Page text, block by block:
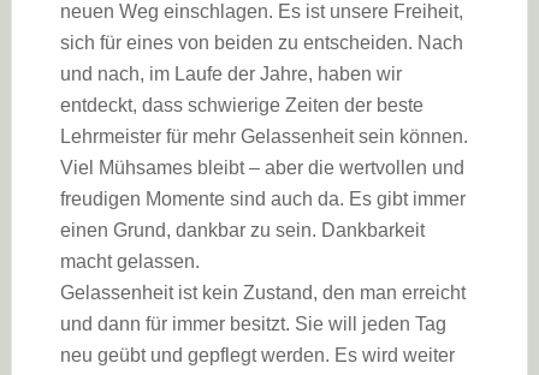
neuen Weg einschlagen. Es ist unsere Freiheit,
sich für eines von beiden zu entscheiden. Nach
und nach, im Laufe der Jahre, haben wir
entdeckt, dass schwierige Zeiten der beste
Lehrmeister für mehr Gelassenheit sein können.
Viel Mühsames bleibt – aber die wertvollen und
freudigen Momente sind auch da. Es gibt immer
einen Grund, dankbar zu sein. Dankbarkeit
macht gelassen.
Gelassenheit ist kein Zustand, den man erreicht
und dann für immer besitzt. Sie will jeden Tag
neu geübt und gepflegt werden. Es wird weiter